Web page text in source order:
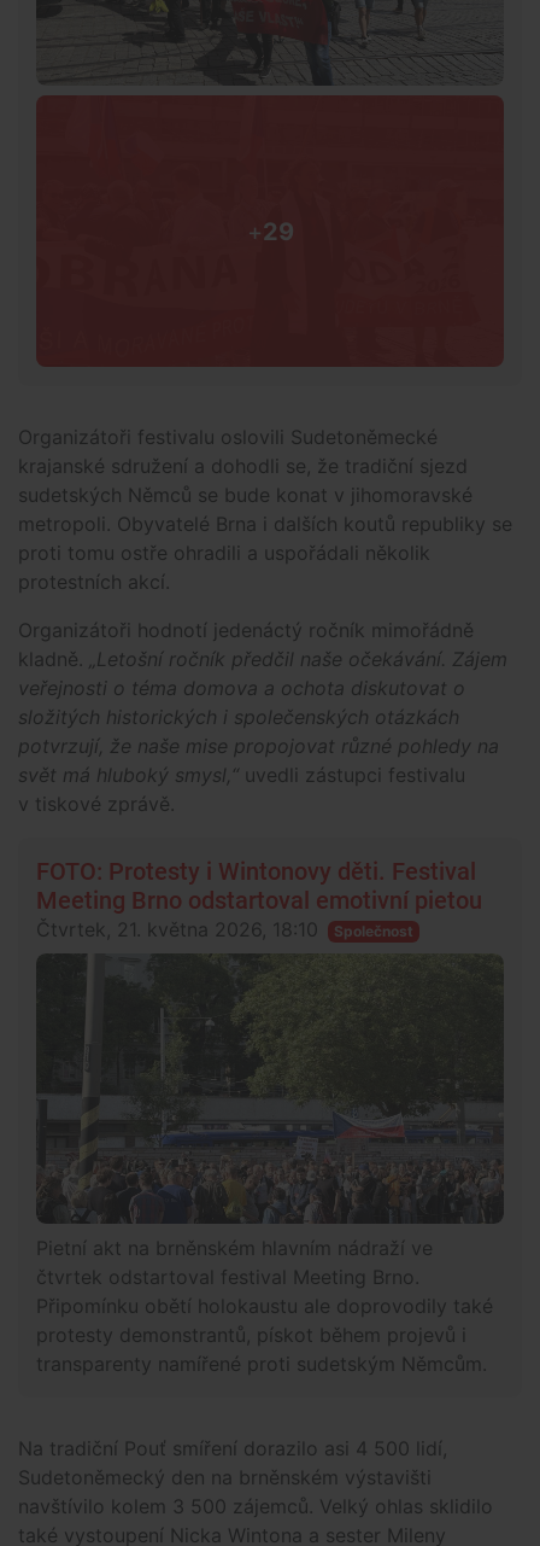
+29
Organizátoři festivalu oslovili Sudetoněmecké
krajanské sdružení a dohodli se, že tradiční sjezd
sudetských Němců se bude konat v jihomoravské
metropoli. Obyvatelé Brna i dalších koutů republiky se
proti tomu ostře ohradili a uspořádali několik
protestních akcí.
Organizátoři hodnotí jedenáctý ročník mimořádně
kladně.
„Letošní ročník předčil naše očekávání. Zájem
veřejnosti o téma domova a ochota diskutovat o
složitých historických i společenských otázkách
potvrzují, že naše mise propojovat různé pohledy na
svět má hluboký smysl,“ uvedli zástupci festivalu
v tiskové zprávě.
FOTO: Protesty i Wintonovy děti. Festival
Meeting Brno odstartoval emotivní pietou
Čtvrtek, 21. května 2026, 18:10 Společnost
Pietní akt na brněnském hlavním nádraží ve
čtvrtek odstartoval festival Meeting Brno.
Připomínku obětí holokaustu ale doprovodily také
protesty demonstrantů, pískot během projevů i
transparenty namířené proti sudetským Němcům.
Na tradiční Pouť smíření dorazilo asi 4 500 lidí,
Sudetoněmecký den na brněnském výstavišti
navštívilo kolem 3 500 zájemců. Velký ohlas sklidilo
také vystoupení Nicka Wintona a sester Mileny